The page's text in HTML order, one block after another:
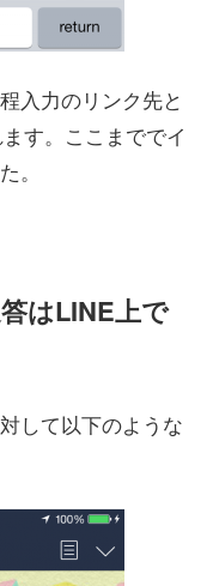
入力のリンク先と
す。ここまででイ
。
はLINE上で
して以下のような